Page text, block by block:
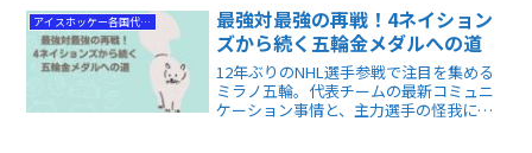
強みが分かります。
アイスホッケー各国代表情報
最強対最強の再戦！4ネイション
ズから続く五輪金メダルへの道
12年ぶりのNHL選手参戦で注目を集める
ミラノ五輪。代表チームの最新コミュニ
ケーション事情と、主力選手の怪我に揺